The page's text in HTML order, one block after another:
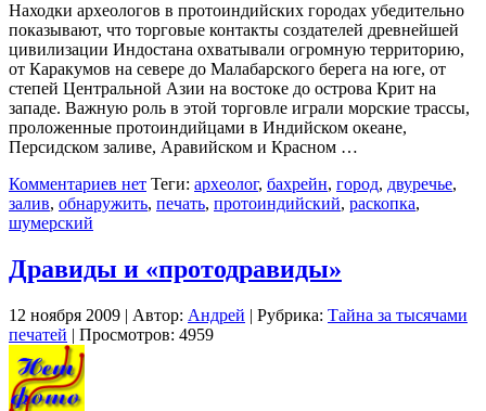
Находки археологов в протоиндийских городах убедительно
показывают, что торговые контакты создателей древнейшей
цивилизации Индостана охватывали огромную территорию,
от Каракумов на севере до Малабарского берега на юге, от
степей Центральной Азии на востоке до острова Крит на
западе. Важную роль в этой торговле играли морские трассы,
проложенные протоиндийцами в Индийском океане,
Персидском заливе, Аравийском и Красном …
Комментариев нет Теги: археолог, бахрейн, город, двуречье,
залив, обнаружить, печать, протоиндийский, раскопка,
шумерский
Дравиды и «протодравиды»
12 ноября 2009 | Автор: Андрей | Рубрика: Тайна за тысячами
печатей | Просмотров: 4959